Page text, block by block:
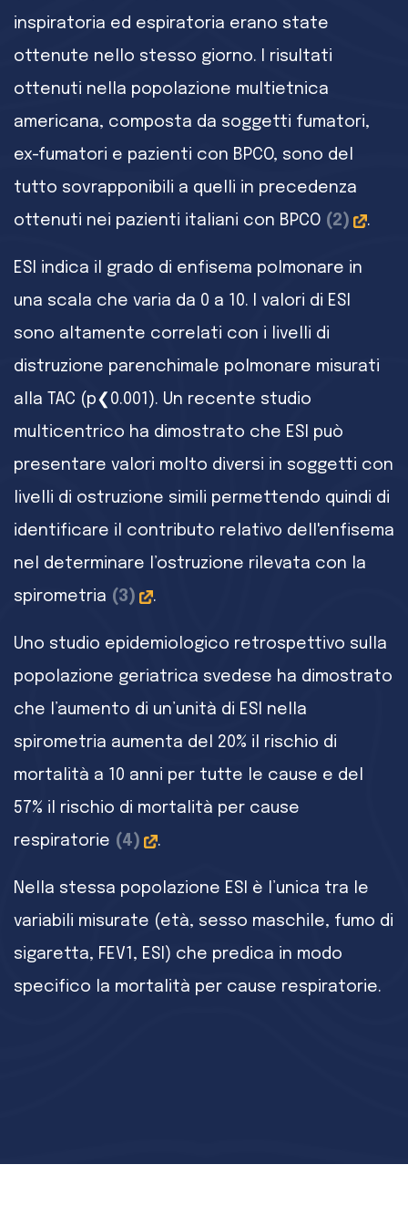
inspiratoria ed espiratoria erano state
ottenute nello stesso giorno. I risultati
ottenuti nella popolazione multietnica
americana, composta da soggetti fumatori,
ex-fumatori e pazienti con BPCO, sono del
tutto sovrapponibili a quelli in precedenza
ottenuti nei pazienti italiani con BPCO (2) .
ESI indica il grado di enfisema polmonare in
una scala che varia da 0 a 10. I valori di ESI
sono altamente correlati con i livelli di
distruzione parenchimale polmonare misurati
alla TAC (p❮0.001). Un recente studio
multicentrico ha dimostrato che ESI può
presentare valori molto diversi in soggetti con
livelli di ostruzione simili permettendo quindi di
identificare il contributo relativo dell'enfisema
nel determinare l’ostruzione rilevata con la
spirometria (3) .
Uno studio epidemiologico retrospettivo sulla
popolazione geriatrica svedese ha dimostrato
che l’aumento di un’unità di ESI nella
spirometria aumenta del 20% il rischio di
mortalità a 10 anni per tutte le cause e del
57% il rischio di mortalità per cause
respiratorie (4) .
Nella stessa popolazione ESI è l’unica tra le
variabili misurate (età, sesso maschile, fumo di
sigaretta, FEV1, ESI) che predica in modo
specifico la mortalità per cause respiratorie.